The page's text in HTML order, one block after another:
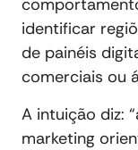
identificar
de painéis
comerciais ou
A intuição diz:
marketing